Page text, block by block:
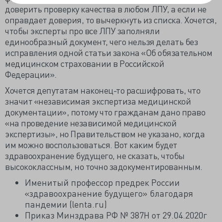
доверить проверку качества в любом ЛПУ, а если не
оправдает доверия, то вычеркнуть из списка. Хочется,
чтобы эксперты про все ЛПУ заполняли
единообразный документ, чего нельзя делать без
исправления одной статьи закона «Об обязательном
медицинском страховании в Российской
Федерации».
Хочется депутатам наконец-то расшифровать, что
значит «независимая экспертиза медицинской
документации», потому что гражданам дано право
«на проведение независимой медицинской
экспертизы», но Правительством не указано, когда
им можно воспользоваться. Вот каким будет
здравоохранение будущего, не сказать, чтобы
высококлассным, но точно задокументированным.
Именитый профессор предрек России
«здравоохранение будущего» благодаря
пандемии (lenta.ru)
Приказ Минздрава РФ № 387Н от 29.04.2020г